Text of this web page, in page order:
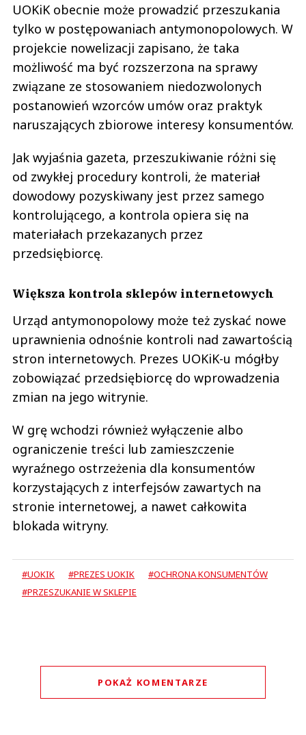
UOKiK obecnie może prowadzić przeszukania
tylko w postępowaniach antymonopolowych. W
projekcie nowelizacji zapisano, że taka
możliwość ma być rozszerzona na sprawy
związane ze stosowaniem niedozwolonych
postanowień wzorców umów oraz praktyk
naruszających zbiorowe interesy konsumentów.
Jak wyjaśnia gazeta, przeszukiwanie różni się
od zwykłej procedury kontroli, że materiał
dowodowy pozyskiwany jest przez samego
kontrolującego, a kontrola opiera się na
materiałach przekazanych przez
przedsiębiorcę.
Większa kontrola sklepów internetowych
Urząd antymonopolowy może też zyskać nowe
uprawnienia odnośnie kontroli nad zawartością
stron internetowych. Prezes UOKiK-u mógłby
zobowiązać przedsiębiorcę do wprowadzenia
zmian na jego witrynie.
W grę wchodzi również wyłączenie albo
ograniczenie treści lub zamieszczenie
wyraźnego ostrzeżenia dla konsumentów
korzystających z interfejsów zawartych na
stronie internetowej, a nawet całkowita
blokada witryny.
#UOKIK #PREZES UOKIK
#OCHRONA KONSUMENTÓW
#PRZESZUKANIE W SKLEPIE
POKAŻ KOMENTARZE